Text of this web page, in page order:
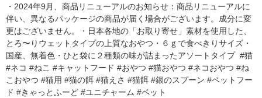
・2024年9月、商品リニューアルのお知らせ：商品リニューアルに
伴い、異なるパッケージの商品が届く場合がございます。成分に変
更はございません。・日本各地の「お取り寄せ」素材を使用した、
とろ〜りウェットタイプの上質なおやつ・６ｇで食べきりサイズ・
国産、無着色・ひと袋に２種類の味が詰まったアソートタイプ  #猫
#ネコ #ねこ #キャットフード #おやつ #猫おやつ #ネコおやつ #ね
こおやつ #猫用 #猫の餌 #猫えさ #猫餌 #銀のスプーン #ペットフー
ド #きゃっとふーど #ユニチャーム #ペット